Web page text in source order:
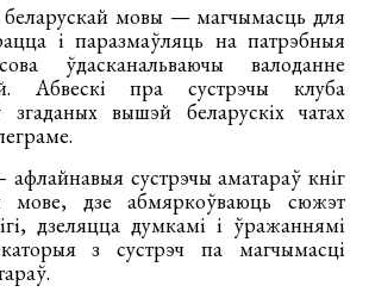
мовы — магчымасць для
і паразмаўляць на патрэбныя
ўдасканальваючы валоданне
Абвескі пра сустрэчы клуба
згаданых вышэй беларускіх чатах
сустрэчы аматараў кніг
мове, дзе абмяркоўваюць сюжэт
дзеляцца думкамі і ўражаннямі
з сустрэч па магчымасці